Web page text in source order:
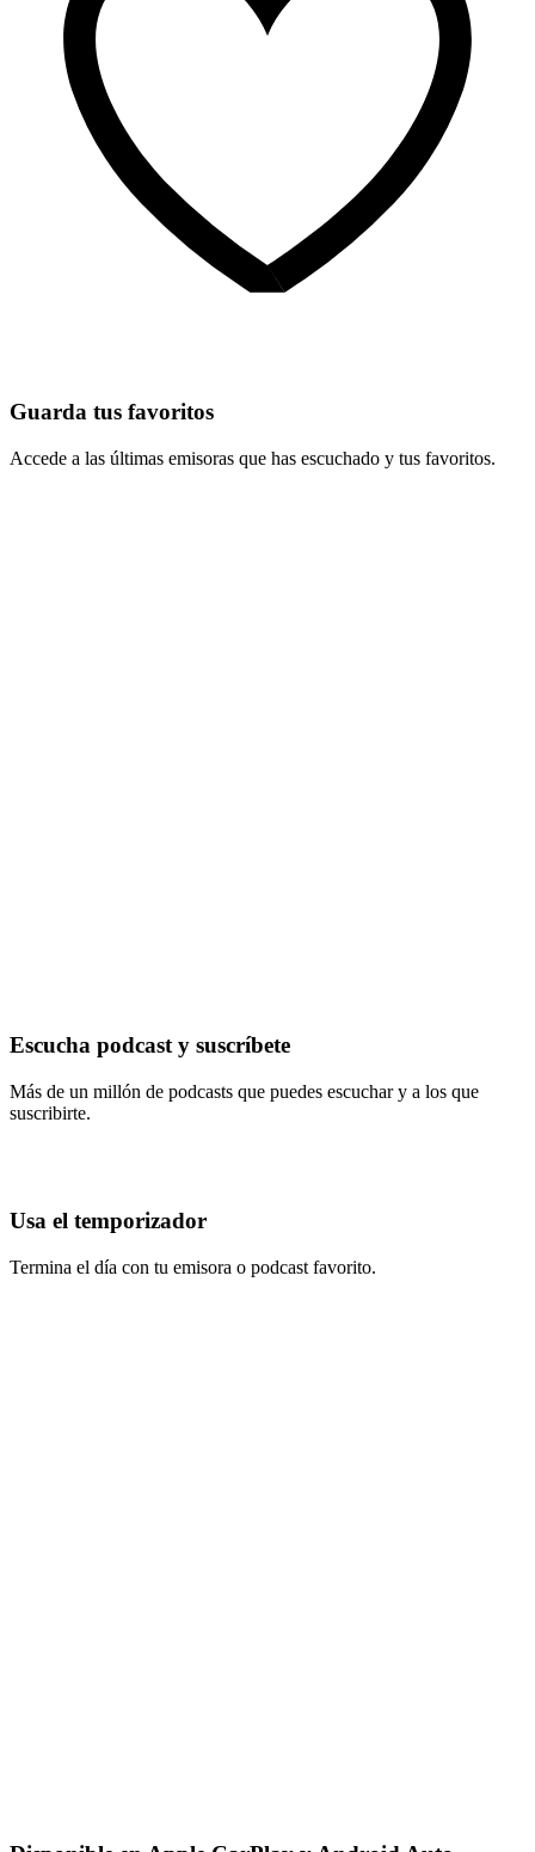
Guarda tus favoritos
Accede a las últimas emisoras que has escuchado y tus favoritos.
Escucha podcast y suscríbete
Más de un millón de podcasts que puedes escuchar y a los que
suscribirte.
Usa el temporizador
Termina el día con tu emisora o podcast favorito.